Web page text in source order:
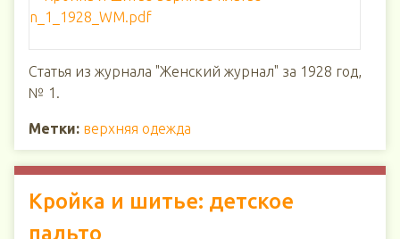
Статья из журнала "Женский журнал" за 1928 год,
№ 1.
Метки: верхняя одежда
Кройка и шитье: детское
пальто